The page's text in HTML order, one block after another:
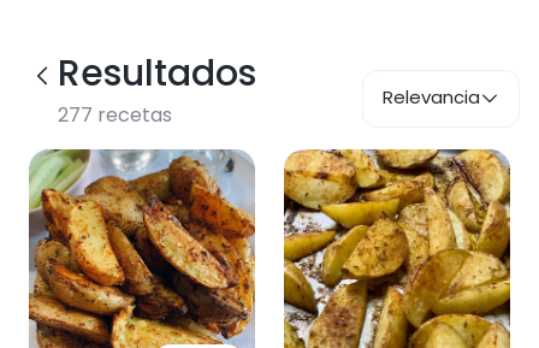
Resultados
277 recetas
Relevancia